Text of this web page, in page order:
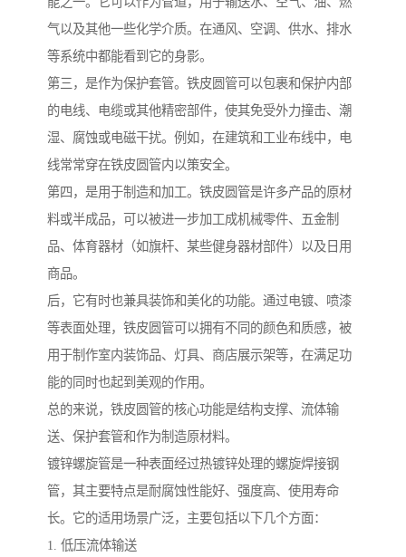
气以及其他一些化学介质。在通风、空调、供水、排水
等系统中都能看到它的身影。
第三，是作为保护套管。铁皮圆管可以包裹和保护内部
的电线、电缆或其他精密部件，使其免受外力撞击、潮
湿、腐蚀或电磁干扰。例如，在建筑和工业布线中，电
线常常穿在铁皮圆管内以策安全。
第四，是用于制造和加工。铁皮圆管是许多产品的原材
料或半成品，可以被进一步加工成机械零件、五金制
品、体育器材（如旗杆、某些健身器材部件）以及日用
商品。
后，它有时也兼具装饰和美化的功能。通过电镀、喷漆
等表面处理，铁皮圆管可以拥有不同的颜色和质感，被
用于制作室内装饰品、灯具、商店展示架等，在满足功
能的同时也起到美观的作用。
总的来说，铁皮圆管的核心功能是结构支撑、流体输
送、保护套管和作为制造原材料。
镀锌螺旋管是一种表面经过热镀锌处理的螺旋焊接钢
管，其主要特点是耐腐蚀性能好、强度高、使用寿命
长。它的适用场景广泛，主要包括以下几个方面：
1. 低压流体输送